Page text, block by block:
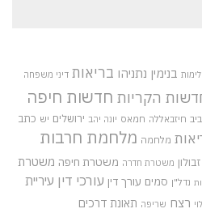
בנימין נתניהו בריאות דיני משפחה
הקריות חדשות חיפה
חיזבאללה חמאס יונה יהב ירושלים יש כתב
מלחמה מלחמת חרבות
משטרת חדרה משטרת חיפה משטרת
נדל"ן סמים עורך דין עורכי דין עיריית
רצח שריפה תאונת דרכים